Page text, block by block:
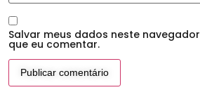
Salvar meus dados neste
que eu comentar.